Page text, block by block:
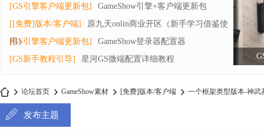
[GS引擎客户端更新包]
GameShow引擎+客户端更新包
[[免费]版本/客户端]
原九天onlin商业开区（新手学习借鉴使
用）
[GS引擎客户端更新包]
GameShow登录器配置器
[GS新手教程引导]
星河GS微端配置详细教程
论坛首页 GameShow素材 [免费]版本/客户端 一个框架类型版本-神武
发布主题